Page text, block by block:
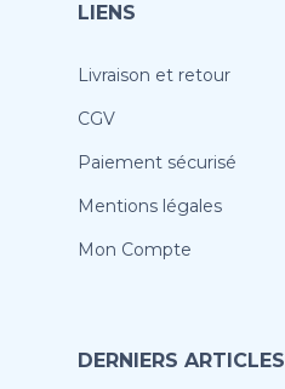
LIENS
Livraison et retour
CGV
Paiement sécurisé
Mentions légales
Mon Compte
DERNIERS ARTICLES